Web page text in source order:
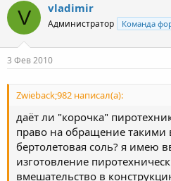
V vladimir
Администратор Команда
3 Фев 2010
Zwieback;982 написал(а):
даёт ли "корочка"
право на обращение такими
бертолетовая соль? я имею
изготовление
вмешательство в